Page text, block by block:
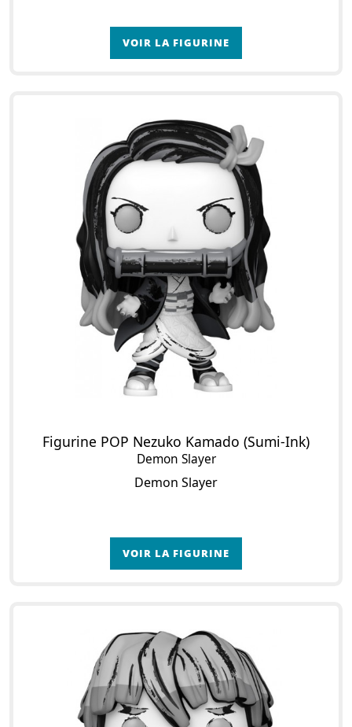
VOIR LA FIGURINE
Figurine POP Nezuko Kamado (Sumi-Ink)
Demon Slayer
Demon Slayer
VOIR LA FIGURINE